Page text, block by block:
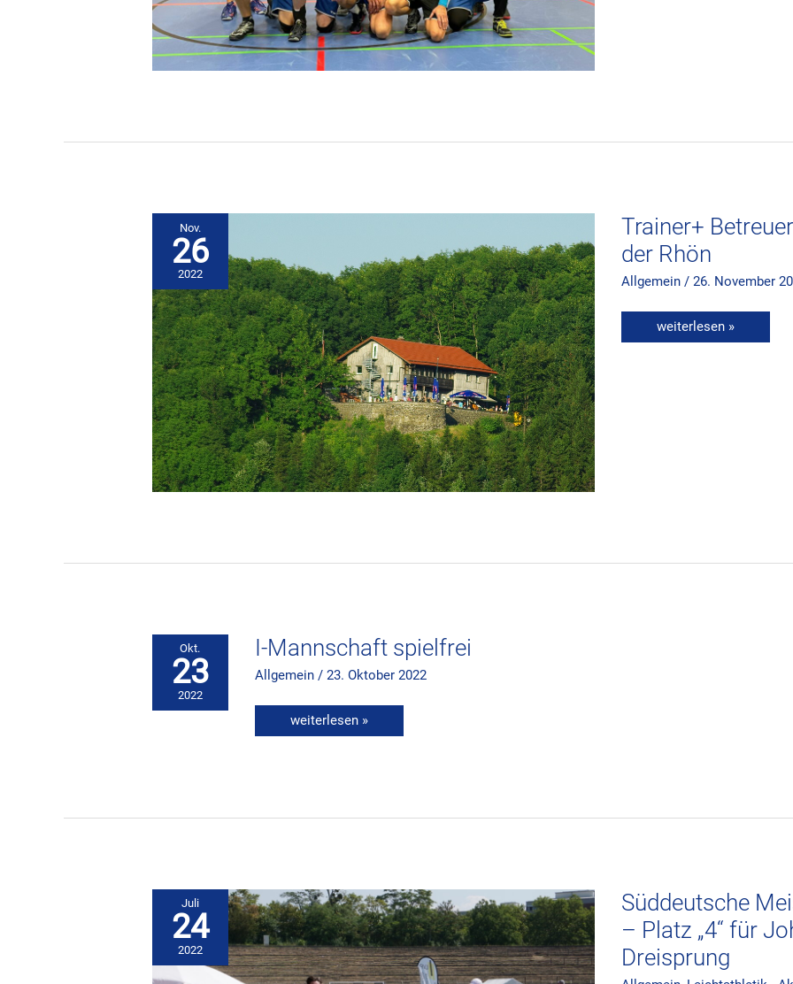
Nov.
26
2022
Trainer+
der Rhön
Allgemein / 26. November
Trainer+
der
Rhön
weiterlesen »
Okt.
23
2022
I-Mannschaft spielfrei
Allgemein/ 23. Oktober 2022
I-
weiterlesen »
Juli
24
2022
Süddeutsche
– Platz „4“ für
Dreisprung
Süddeutsche
Platz
„4“
für
Johannes
Volkemer
im
Dreisprung